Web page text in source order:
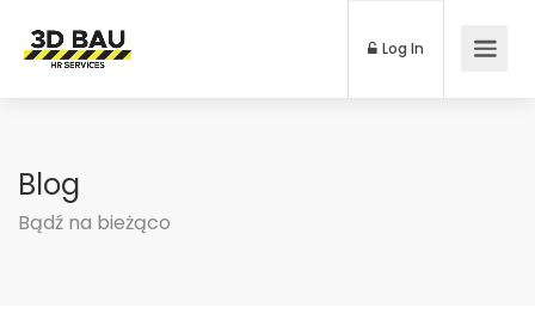
Log In
Blog
Bądź na bieżąco